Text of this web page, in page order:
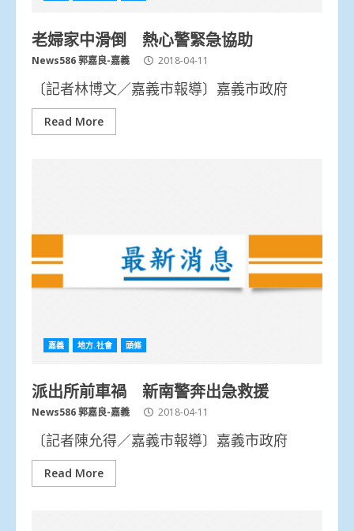
老婦家中滑倒 熱心警緊急協助
News586 郭嘉良-嘉義 2018-04-11
〔記者林博文／嘉義市報導〕嘉義市政府
Read More
嘉義 地方.社會 頭條
派出所前車禍 新南警奔出急救援
News586 郭嘉良-嘉義 2018-04-11
〔記者陳允得／嘉義市報導〕嘉義市政府
Read More